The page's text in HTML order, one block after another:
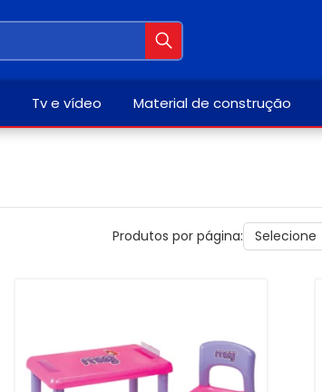
Tv e vídeo Material de construção
Produtos por página: